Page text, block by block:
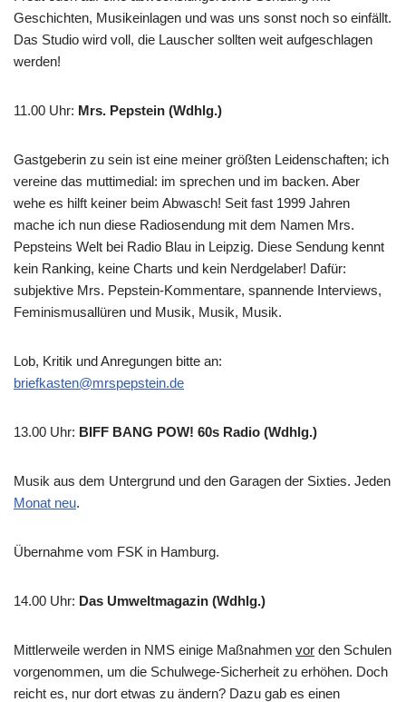
Geschichten, Musikeinlagen und was uns sonst noch so einfällt.
Das Studio wird voll, die Lauscher sollten weit aufgeschlagen
werden!
11.00 Uhr: Mrs. Pepstein (Wdhlg.)
Gastgeberin zu sein ist eine meiner größten Leidenschaften; ich
vereine das muttimedial: im sprechen und im backen. Aber
wehe es hilft keiner beim Abwasch! Seit fast 1999 Jahren
mache ich nun diese Radiosendung mit dem Namen Mrs.
Pepsteins Welt bei Radio Blau in Leipzig. Diese Sendung kennt
kein Ranking, keine Charts und kein Nerdgelaber! Dafür:
subjektive Mrs. Pepstein-Kommentare, spannende Interviews,
Feminismusallüren und Musik, Musik, Musik.
Lob, Kritik und Anregungen bitte an:
briefkasten@mrspepstein.de
13.00 Uhr: BIFF BANG POW! 60s Radio (Wdhlg.)
Musik aus dem Untergrund und den Garagen der Sixties. Jeden
Monat neu.
Übernahme vom FSK in Hamburg.
14.00 Uhr: Das Umweltmagazin (Wdhlg.)
Mittlerweile werden in NMS einige Maßnahmen vor den Schulen
vorgenommen, um die Schulwege-Sicherheit zu erhöhen. Doch
reicht es, nur dort etwas zu ändern? Dazu gab es einen